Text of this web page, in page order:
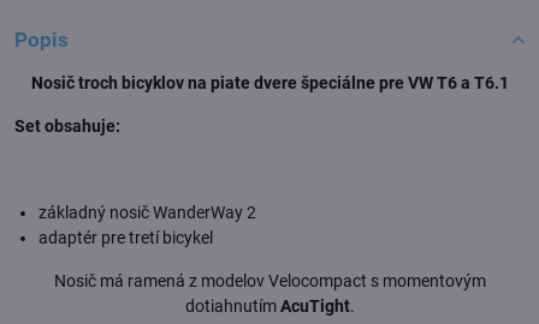
Popis
Nosič troch bicyklov na piate dvere špeciálne pre VW T6 a T6.1
Set obsahuje:
základný nosič WanderWay 2
adaptér pre tretí bicykel
Nosič má ramená z modelov Velocompact s momentovým
dotiahnutímAcuTight.